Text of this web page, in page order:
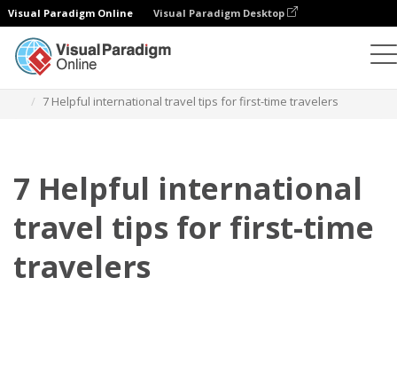
Visual Paradigm Online Visual Paradigm Desktop
7 Helpful international travel tips for first-time travelers
7 Helpful international
travel tips for first-time
travelers